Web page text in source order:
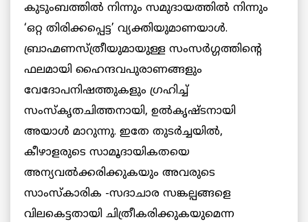
കുടുംബത്തില്‍ നിന്നും സമുദായത്തില്‍ നിന്നും
‘ഒറ്റ തിരിക്കപ്പെട്ട’ വ്യക്തിയുമാണയാള്‍.
ബ്രാഹ്മണസ്ത്രീയുമായുള്ള സംസര്‍ഗ്ഗത്തിന്റെ
ഫലമായി ഹൈന്ദവപുരാണങ്ങളും
വേദോപനിഷത്തുകളും ഗ്രഹിച്ച്
സംസ്‌കൃതചിത്തനായി, ഉല്‍കൃഷ്ടനായി
അയാള്‍ മാറുന്നു. ഇതേ തുടര്‍ച്ചയില്‍,
കീഴാളരുടെ സാമൂദായികതയെ
അന്യവല്‍ക്കരിക്കുകയും അവരുടെ
സാംസ്‌കാരിക -സദാചാര സങ്കല്പങ്ങളെ
വിലകെട്ടതായി ചിത്രീകരിക്കുകയുമെന്ന